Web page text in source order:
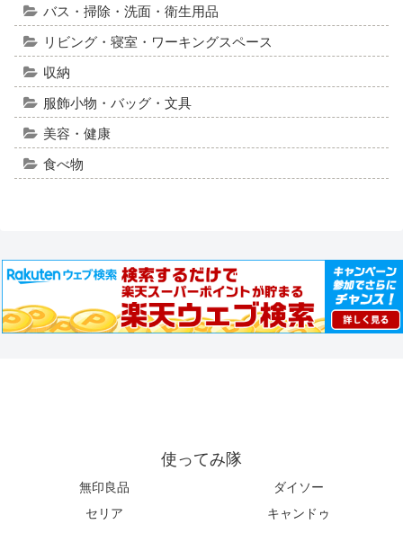
バス・掃除・洗面・衛生用品
リビング・寝室・ワーキングスペース
収納
服飾小物・バッグ・文具
美容・健康
食べ物
使ってみ隊
無印良品
ダイソー
セリア
キャンドゥ